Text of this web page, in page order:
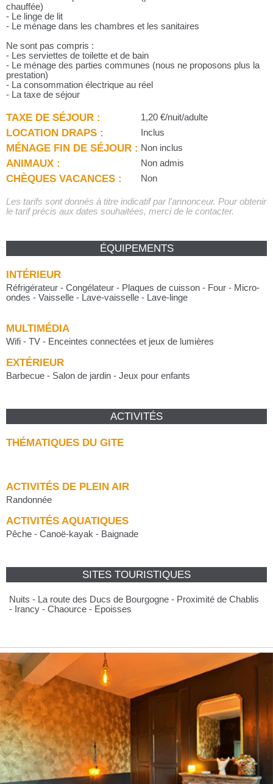
chauffée)
- Le linge de lit
- Le ménage dans les chambres et les sanitaires
Ne sont pas compris :
- Les serviettes de toilette et de bain
- Le ménage des parties communes (nous ne proposons plus la
prestation)
- La consommation électrique au réel
- La taxe de séjour
TAXE DE SÉJOUR : 1,20 €/nuit/adulte
LOCATION DRAPS : Inclus
MÉNAGE FIN DE SÉJOUR : Non inclus
ANIMAUX : Non admis
CHÈQUES VACANCES : Non
Les tarifs sont donnés à titre indicatif par l'annonceur. Pour obtenir
le tarif précis aux dates souhaitées, merci de le contacter.
ÉQUIPEMENTS
INTÉRIEUR
Réfrigérateur - Congélateur - Plaques de cuisson - Four - Micro-
ondes - Vaisselle - Lave-vaisselle - Lave-linge
MULTIMÉDIA
Wifi - TV - Enceintes connectées et jeux de lumières
EXTÉRIEUR
Barbecue - Salon de jardin - Jeux pour enfants
ACTIVITÉS
THÉMATIQUES DU GITE
ACTIVITÉS DE PLEIN AIR
Randonnée
ACTIVITÉS AQUATIQUES
Pêche - Canoë-kayak - Baignade
SITES TOURISTIQUES
Nuits - La route des Ducs de Bourgogne - Proximité de Chablis
- Irancy - Chaource - Epoisses